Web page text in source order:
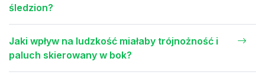
śledzion?
Jaki wpływ na ludzkość miałaby trójnożność i
paluch skierowany w bok?